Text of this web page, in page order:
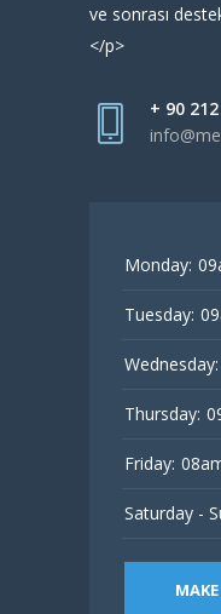
ve sonrası
</p>
+ 90
Monday:
Tuesday:
Wednesday:
Thursday:
Friday:
Saturday -